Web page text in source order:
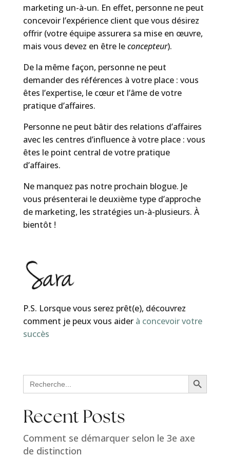
marketing un-à-un. En effet, personne ne peut
concevoir l’expérience client que vous désirez
offrir (votre équipe assurera sa mise en œuvre,
mais vous devez en être leconcepteur).
De la même façon, personne ne peut
demander des références à votre place : vous
êtes l’expertise, le cœur et l’âme de votre
pratique d’affaires.
Personne ne peut bâtir des relations d’affaires
avec les centres d’influence à votre place : vous
êtes le point central de votre pratique
d’affaires.
Ne manquez pas notre prochain blogue. Je
vous présenterai le deuxième type d’approche
de marketing, les stratégies un-à-plusieurs. À
bientôt !
P.S. Lorsque vous serez prêt(e), découvrez
comment je peux vous aider à concevoir votre
succès
Search
for:
Search Button
Recent Posts
Comment se démarquer selon le 3e axe
de distinction